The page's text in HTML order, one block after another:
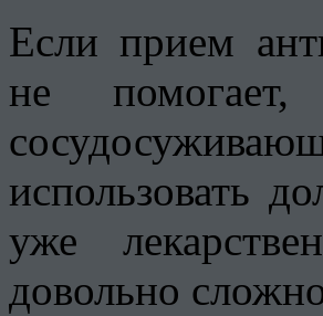
Если прием
не
использовать
уже
довольно